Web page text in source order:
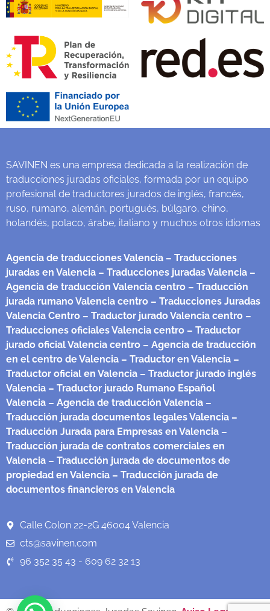
SAVINEN es una empresa dedicada a la realización de
traducciones juradas oficiales, formada por un equipo
profesional de traductores jurados de inglés, francés,
ruso, rumano, alemán, portugués, búlgaro, chino,
holandés, polaco, árabe, italiano y muchos otros idiomas
Agencia de traducciones Valencia – Traducciones
juradas en Valencia – Traducciones juradas Valencia –
Agencia de traducción Valencia centro – Traducción
jurada rumano Valencia centro – Traducciones Juradas
Valencia Centro – Traductor jurado Valencia centro –
Traducciones oficiales Valencia centro – Traductor
jurado oficial Valencia centro – Agencia de traducción
en el centro de Valencia – Traductor en Valencia –
Traductor oficial en Valencia – Traductor jurado inglés
Valencia – Traductor jurado Rumano Español
Valencia – Agencia de traducción Valencia –
Traducción jurada documentos legales Valencia –
Traducción Jurada para Empresas en Valencia –
Traducción jurada de contratos comerciales en
Valencia – Traducción jurada de documentos de
propiedad en Valencia – Traducción jurada de
documentos financieros en Valencia
Calle Colon 22-2G 46004 Valencia
cts@savinen.com
96 352 35 43 - 609 62 32 13